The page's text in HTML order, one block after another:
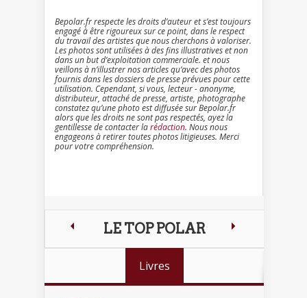
Bepolar.fr respecte les droits d’auteur et s’est toujours
engagé à être rigoureux sur ce point, dans le respect
du travail des artistes que nous cherchons à valoriser.
Les photos sont utilisées à des fins illustratives et non
dans un but d’exploitation commerciale. et nous
veillons à n’illustrer nos articles qu’avec des photos
fournis dans les dossiers de presse prévues pour cette
utilisation. Cependant, si vous, lecteur - anonyme,
distributeur, attaché de presse, artiste, photographe
constatez qu’une photo est diffusée sur Bepolar.fr
alors que les droits ne sont pas respectés, ayez la
gentillesse de contacter larédaction. Nous nous
engageons à retirer toutes photos litigieuses. Merci
pour votre compréhension.
LE TOP POLAR
Livres